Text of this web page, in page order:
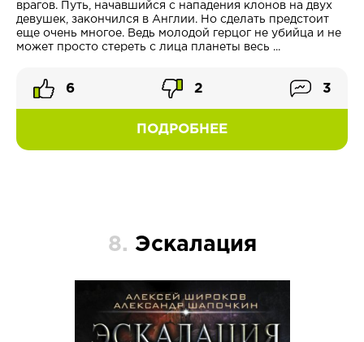
врагов. Путь, начавшийся с нападения клонов на двух
девушек, закончился в Англии. Но сделать предстоит
еще очень многое. Ведь молодой герцог не убийца и не
может просто стереть с лица планеты весь ...
ПОДРОБНЕЕ
6 2 3
8. Эскалация